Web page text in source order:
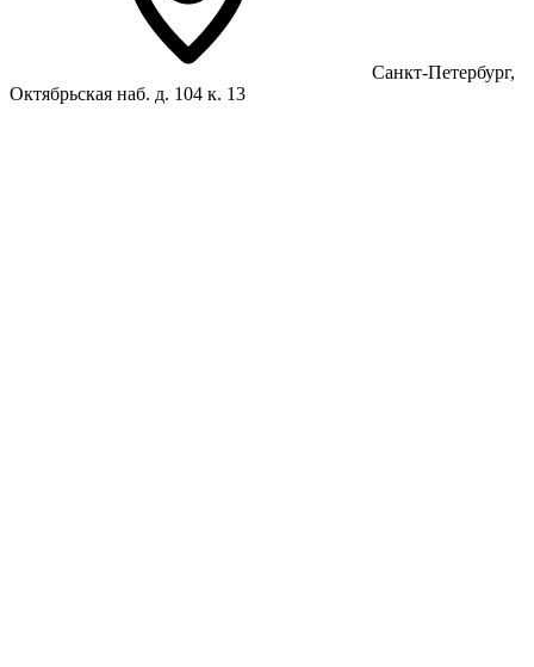
Санкт-Петербург,
Октябрьская наб. д. 104 к. 13